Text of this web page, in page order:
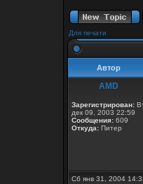
Для печати
Автор
AMD
Зарегистрирован:
дек 09, 2003 22:59
Сообщения: 609
Откуда: Питер
Сб янв 31, 2004